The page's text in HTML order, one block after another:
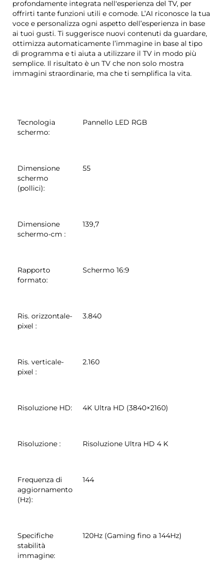
profondamente integrata nell'esperienza del TV, per
offrirti tante funzioni utili e comode. L’AI riconosce la tua
voce e personalizza ogni aspetto dell’esperienza in base
ai tuoi gusti. Ti suggerisce nuovi contenuti da guardare,
ottimizza automaticamente l’immagine in base al tipo
di programma e ti aiuta a utilizzare il TV in modo più
semplice. Il risultato è un TV che non solo mostra
immagini straordinarie, ma che ti semplifica la vita.
Tecnologia
schermo:
Pannello LED RGB
Dimensione
schermo
(pollici):
55
Dimensione
schermo-cm :
139,7
Rapporto
formato:
Schermo 16:9
Ris. orizzontale-
pixel :
3.840
Ris. verticale-
pixel :
2.160
Risoluzione HD: 4K Ultra HD (3840×2160)
Risoluzione : Risoluzione Ultra HD 4 K
Frequenza di
aggiornamento
(Hz):
144
Specifiche
stabilità
immagine:
120Hz (Gaming fino a 144Hz)